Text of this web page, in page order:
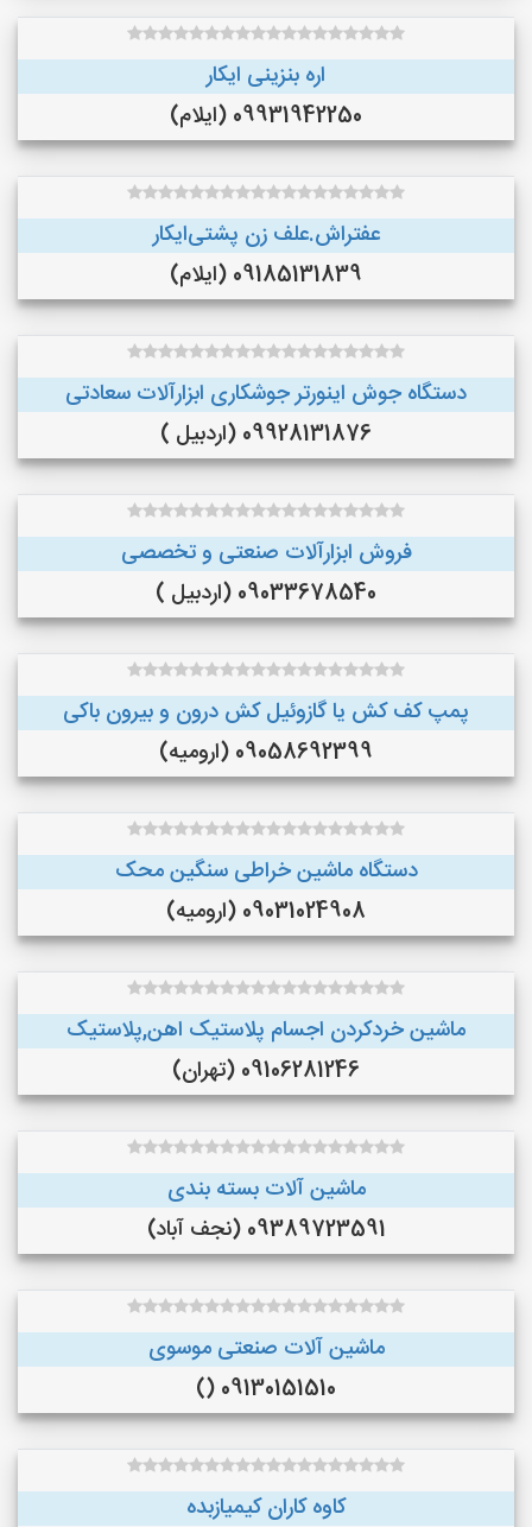
اره بنزینی ایکار
09931942250 (ایلام)
عفتراش.علف زن پشتی‌ایکار
09185131839 (ایلام)
دستگاه جوش اینورتر جوشکاری ابزارآلات سعادتی
09928131876 (اردبیل )
فروش ابزارآلات صنعتی و تخصصی
09033678540 (اردبیل )
پمپ کف کش یا گازوئیل کش درون و بیرون باکی
09058692399 (ارومیه)
دستگاه ماشین خراطی سنگین محک
09031024908 (ارومیه)
ماشین خردکردن اجسام پلاستیک اهن,پلاستیک
09106281246 (تهران)
ماشین آلات بسته بندی
09389723591 (نجف‌ آباد)
ماشین آلات صنعتی موسوی
09130151510 ()
کاوه کاران کیمیازبده